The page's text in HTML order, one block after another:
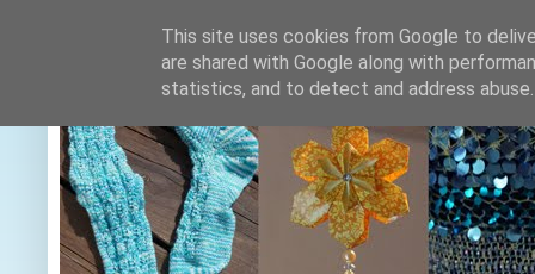
This site uses cookies from Google to
are shared with Google along with
statistics, and to detect and address abuse.